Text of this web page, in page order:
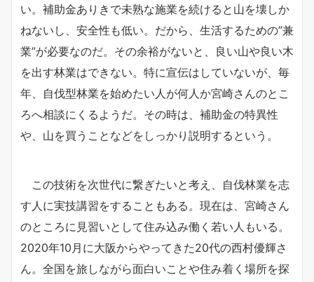
い。補助金ありきで未熟な施業を続けると山を壊しか
ねないし、安全性も低い。だから、生活するための”兼
業”が必要なのだ。その余裕がないと、良い山や良い木
を出す林業はできない。特に宣伝はしていないが、毎
年、自伐型林業を始めたい人が何人か宮崎さんのとこ
ろへ相談にくるようだ。その時は、補助金の特異性
や、山を買うことなどをしっかり説明するという。
この技術を次世代に繋ぎたいと考え、自伐林業を志
す人に実技講習をすることもある。現在は、宮崎さん
のところに見習いとして住み込み働く若い人もいる。
2020年10月に大阪からやってきた20代の西村優輝さ
ん。全国を旅しながら面白いことや住み着く場所を探